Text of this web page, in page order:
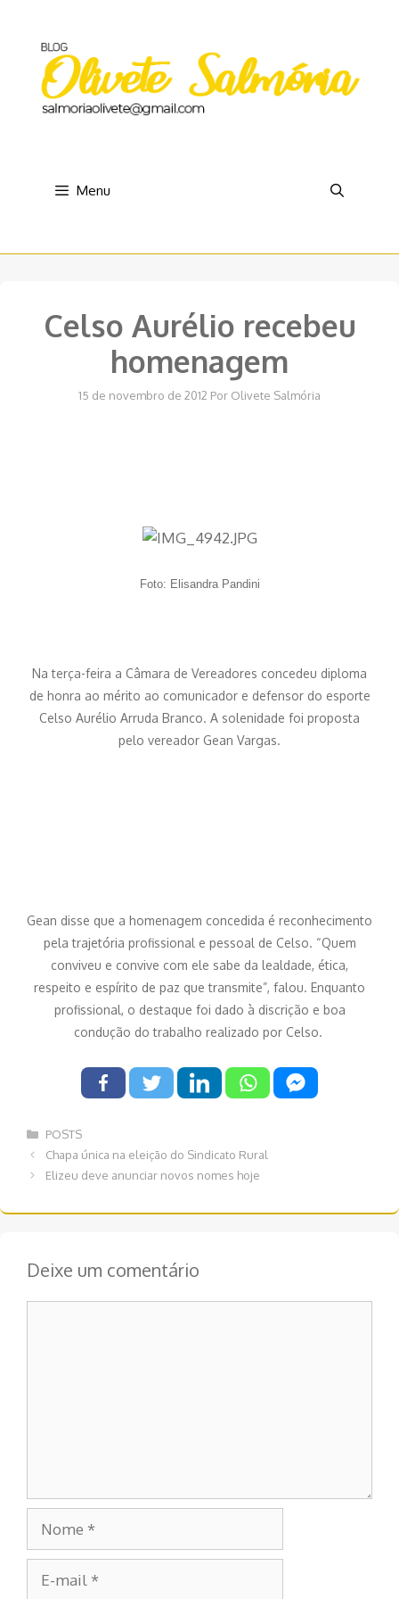
conteúdo
Menu
Celso Aurélio recebeu
homenagem
15 de novembro de 2012 Por Olivete Salmória
Foto: Elisandra Pandini
Na terça-feira a Câmara de Vereadores concedeu diploma
de honra ao mérito ao comunicador e defensor do esporte
Celso Aurélio Arruda Branco. A solenidade foi proposta
pelo vereador Gean Vargas.
Gean disse que a homenagem concedida é reconhecimento
pela trajetória profissional e pessoal de Celso. “Quem
conviveu e convive com ele sabe da lealdade, ética,
respeito e espírito de paz que transmite”, falou. Enquanto
profissional, o destaque foi dado à discrição e boa
condução do trabalho realizado por Celso.
Categorias
POSTS
Navegação
Chapa única na eleição do Sindicato Rural
Elizeu deve anunciar novos nomes hoje
Deixe um comentário
mail